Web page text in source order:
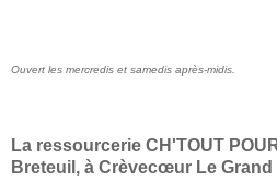
Ouvert les mercredis et samedis après-midis.
La ressourcerie CH'TOUT
Breteuil, à Crèvecœur Le Grand